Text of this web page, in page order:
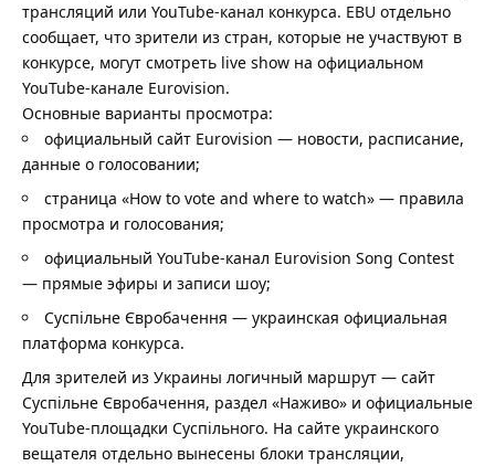
трансляций или YouTube-канал конкурса. EBU отдельно
сообщает, что зрители из стран, которые не участвуют в
конкурсе, могут смотреть live show на официальном
YouTube-канале Eurovision.
Основные варианты просмотра:
официальный сайт Eurovision — новости, расписание,
данные о голосовании;
страница «How to vote and where to watch» — правила
просмотра и голосования;
официальный YouTube-канал Eurovision Song Contest
— прямые эфиры и записи шоу;
Суспільне Євробачення — украинская официальная
платформа конкурса.
Для зрителей из Украины логичный маршрут — сайт
Суспільне Євробачення, раздел «Наживо» и официальные
YouTube-площадки Суспільного. На сайте украинского
вещателя отдельно вынесены блоки трансляции,